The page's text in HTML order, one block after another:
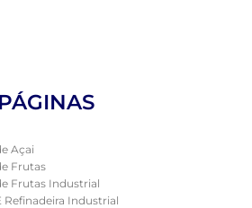
PÁGINAS
Açai
Frutas
Frutas Industrial
Refinadeira Industrial